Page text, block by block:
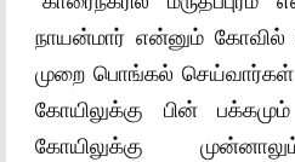
நாயன்மார் என்னும் கோவில்
முறை பொங்கல் செய்வார்கள்
கோயிலுக்கு பின்
கோயிலுக்கு